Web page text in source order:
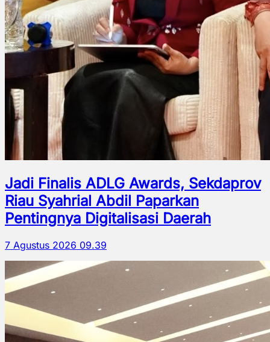
Jadi Finalis ADLG Awards, Sekdaprov
Riau Syahrial Abdil Paparkan
Pentingnya Digitalisasi Daerah
7 Agustus 2026 09.39